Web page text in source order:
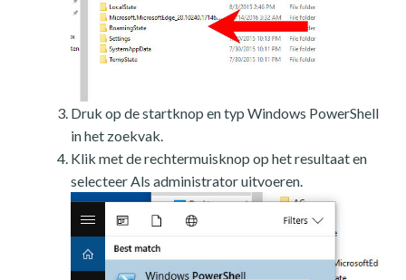
Druk op de startknop en typ Windows PowerShell
in het zoekvak.
Klik met de rechtermuisknop op het resultaat en
selecteer Als administrator uitvoeren.